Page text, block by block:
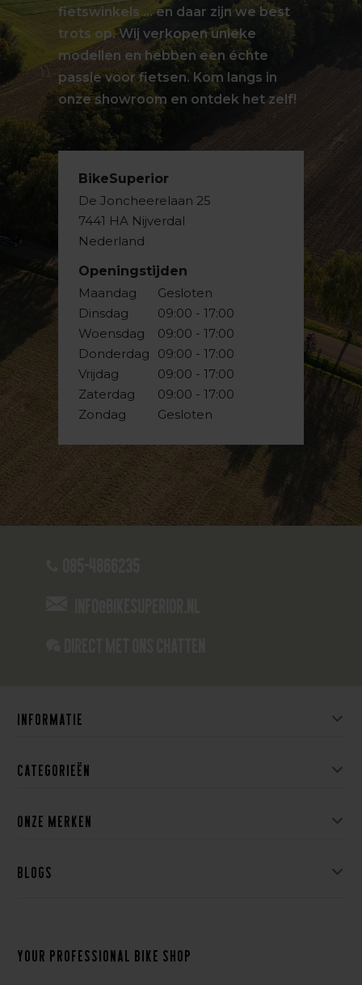
fietswinkels … en daar zijn we best
trots op. Wij verkopen unieke
modellen en hebben een échte
passie voor fietsen. Kom langs in
onze showroom en ontdek het zelf!
BikeSuperior
De Joncheerelaan 25
7441 HA Nijverdal
Nederland
Openingstijden
Maandag
Dinsdag
Woensdag
Donderdag
Vrijdag
Zaterdag
Zondag
Gesloten
09:00 - 17:00
09:00 - 17:00
09:00 - 17:00
09:00 - 17:00
09:00 - 17:00
Gesloten
Informatie
Categorieën
Onze merken
Blogs
Your professional bike shop